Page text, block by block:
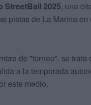
StreetBall 2025, una
pistas de La Marina en
de "torneo", se trata
a la temporada
este medio.